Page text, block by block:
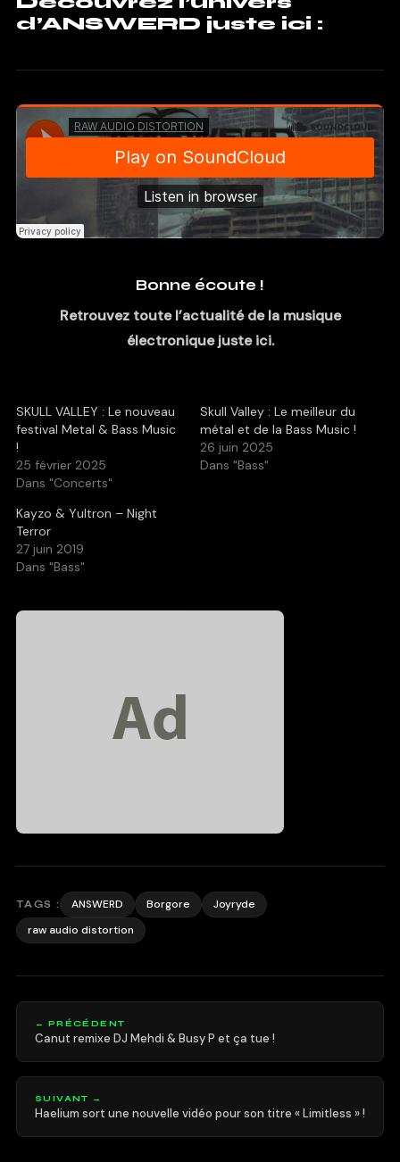
d’ANSWERD juste ici :
Bonne écoute !
Retrouvez toute l’actualité de la musique
électronique juste ici.
SKULL VALLEY : Le nouveau
festival Metal & Bass Music
!
25 février 2025
Dans "Concerts"
Skull Valley : Le meilleur du
métal et de la Bass Music !
26 juin 2025
Dans "Bass"
Kayzo & Yultron – Night
Terror
27 juin 2019
Dans "Bass"
TAGS : ANSWERD Borgore
Joyryde
raw audio distortion
← PRÉCÉDENT
Canut remixe DJ Mehdi & Busy P et ça tue !
SUIVANT →
Haelium sort une nouvelle vidéo pour son titre « Limitless » !